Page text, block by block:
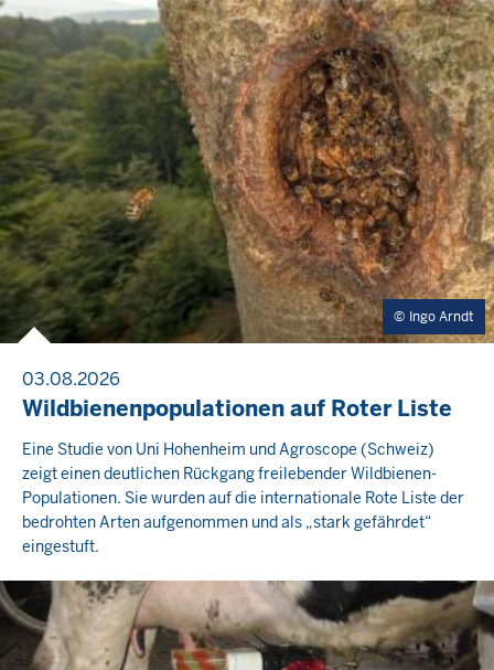
Ingo Arndt
03.08.2026
Wildbienenpopulationen auf Roter Liste
Eine Studie von Uni Hohenheim und Agroscope (Schweiz)
zeigt einen deutlichen Rückgang freilebender Wildbienen-
Populationen. Sie wurden auf die internationale Rote Liste der
bedrohten Arten aufgenommen und als „stark gefährdet“
eingestuft.